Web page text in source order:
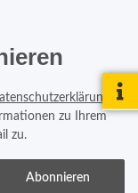
zu Ihrem
zu.
Abonnieren